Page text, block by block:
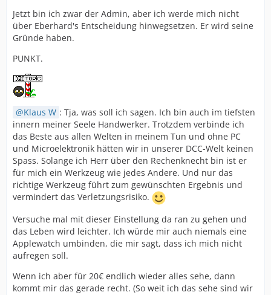
Jetzt bin ich zwar der Admin, aber ich werde mich nicht
über Eberhard's Entscheidung hinwegsetzen. Er wird seine
Gründe haben.
PUNKT.
Klaus W : Tja, was soll ich sagen. Ich bin auch im tiefsten
innern meiner Seele Handwerker. Trotzdem verbinde ich
das Beste aus allen Welten in meinem Tun und ohne PC
und Microelektronik hätten wir in unserer DCC-Welt keinen
Spass. Solange ich Herr über den Rechenknecht bin ist er
für mich ein Werkzeug wie jedes Andere. Und nur das
richtige Werkzeug führt zum gewünschten Ergebnis und
vermindert das Verletzungsrisiko.
Versuche mal mit dieser Einstellung da ran zu gehen und
das Leben wird leichter. Ich würde mir auch niemals eine
Applewatch umbinden, die mir sagt, dass ich mich nicht
aufregen soll.
Wenn ich aber für 20€ endlich wieder alles sehe, dann
kommt mir das gerade recht. (So weit ich das sehe sind wir